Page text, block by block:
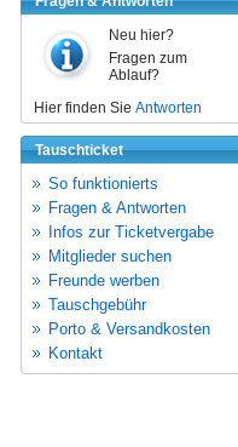
Neu hier?
Fragen zum
Ablauf?
Hier finden Sie Antworten
Tauschticket
So funktionierts
Fragen & Antworten
Infos zur Ticketvergabe
Mitglieder suchen
Freunde werben
Tauschgebühr
Porto & Versandkosten
Kontakt